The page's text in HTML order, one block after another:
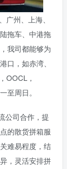
州、上海、
拖车、中港拖
我司都能够为
口，如赤湾、
OOCL，
至周日。
公司合作，提
的散货拼箱服
难易程度，结
，灵活安排拼